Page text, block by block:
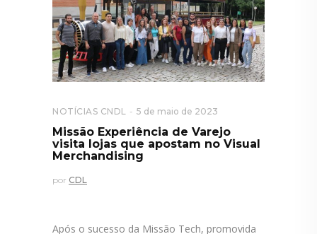
NOTÍCIAS CNDL 5 de maio de 2023
Missão Experiência de Varejo
visita lojas que apostam no Visual
Merchandising
por CDL
Após o sucesso da Missão Tech, promovida